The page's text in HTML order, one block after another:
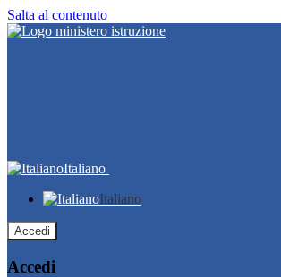
Salta al contenuto
Italiano
Italiano
Accedi
Accedi